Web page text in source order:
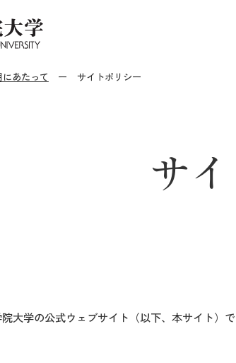
あたって サイトポリシー
サ
大学の公式ウェブサイト（以下、本サイト）